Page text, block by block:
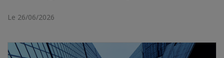
Le 26/06/2026